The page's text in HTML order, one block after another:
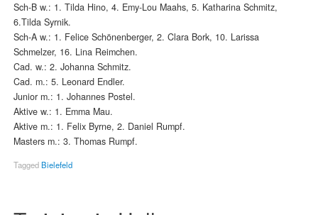
Sch-B w.: 1. Tilda Hino, 4. Emy-Lou Maahs, 5. Katharina Schmitz,
6.Tilda Syrnik.
Sch-A w.: 1. Felice Schönenberger, 2. Clara Bork, 10. Larissa
Schmelzer, 16. Lina Reimchen.
Cad. w.: 2. Johanna Schmitz.
Cad. m.: 5. Leonard Endler.
Junior m.: 1. Johannes Postel.
Aktive w.: 1. Emma Mau.
Aktive m.: 1. Felix Byrne, 2. Daniel Rumpf.
Masters m.: 3. Thomas Rumpf.
TaggedBielefeld